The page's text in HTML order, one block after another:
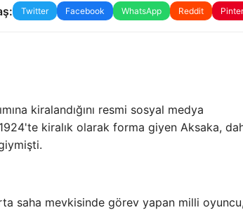
Twitter Facebook WhatsApp Reddit
kiralandığını resmi sosyal medya
kiralık olarak forma giyen Aksaka,
saha mevkisinde görev yapan milli